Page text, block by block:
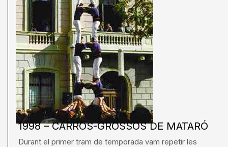
1998 – CARROS-GROSSOS DE MATARÓ
Durant el primer tram de temporada vam repetir les